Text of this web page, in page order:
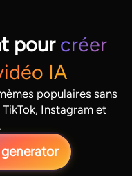
pour créer
IA
populaires sans
Instagram et